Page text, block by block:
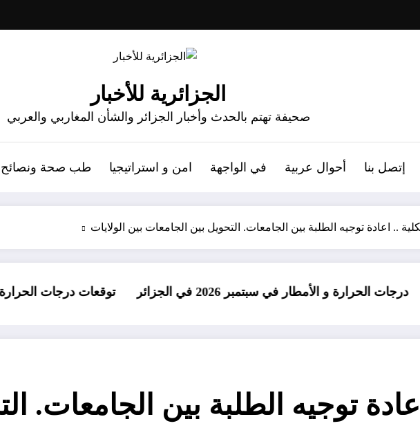
الجزائرية للأخبار
صحيفة تهتم بالحدث وأخبار الجزائر والشأن المغاربي والعربي
إتصل بنا أحوال عربية في الواجهة امن و استراتيجيا طب صحة ونصائح
.. اعادة توجيه الطلبة بين الجامعات. التحويل بين الجامعات بين الولايات
و الأمطار في سبتمبر 2026 في الجزائر توقعات درجات الحرارة في خريف 2026 في الجزائر
توجيه الطلبة بين الجامعات.